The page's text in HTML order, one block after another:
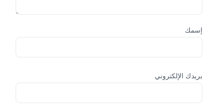
إسمك
بريدك الإلكتروني